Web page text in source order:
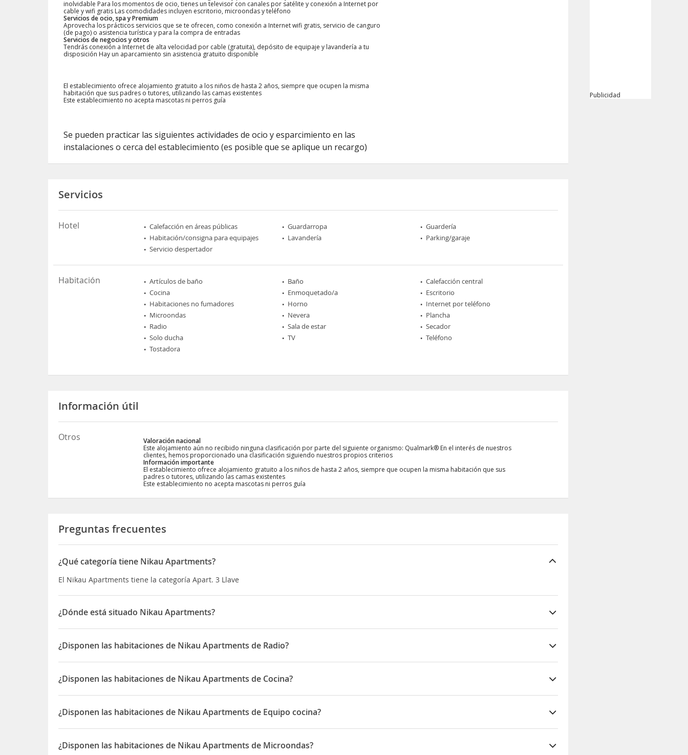
inolvidable Para los momentos de ocio, tienes un televisor con canales por satélite y conexión a Internet por
cable y wifi gratis Las comodidades incluyen escritorio, microondas y teléfono
Servicios de ocio, spa y Premium
Aprovecha los prácticos servicios que se te ofrecen, como conexión a Internet wifi gratis, servicio de canguro
(de pago) o asistencia turística y para la compra de entradas
Servicios de negocios y otros
Tendrás conexión a Internet de alta velocidad por cable (gratuita), depósito de equipaje y lavandería a tu
disposición Hay un aparcamiento sin asistencia gratuito disponible
El establecimiento ofrece alojamiento gratuito a los niños de hasta 2 años, siempre que ocupen la misma
habitación que sus padres o tutores, utilizando las camas existentes
Este establecimiento no acepta mascotas ni perros guía
Se pueden practicar las siguientes actividades de ocio y esparcimiento en las
instalaciones o cerca del establecimiento (es posible que se aplique un recargo)
Servicios
Hotel Calefacción en áreas públicas Guardarropa
Guardería
Habitación/consigna para equipajes
Lavandería
Parking/garaje
Servicio despertador
Habitación Artículos de baño Baño
Calefacción central
Cocina
Enmoquetado/a
Escritorio
Habitaciones no fumadores
Horno
Internet por teléfono
Microondas
Nevera
Plancha
Radio
Sala de estar
Secador
Solo ducha
TV
Teléfono
Tostadora
Información útil
Otros
Valoración nacional
Este alojamiento aún no recibido ninguna clasificación por parte del siguiente organismo: Qualmark® En el interés de nuestros
clientes, hemos proporcionado una clasificación siguiendo nuestros propios criterios
Información importante
El establecimiento ofrece alojamiento gratuito a los niños de hasta 2 años, siempre que ocupen la misma habitación que sus
padres o tutores, utilizando las camas existentes
Este establecimiento no acepta mascotas ni perros guía
Preguntas frecuentes
¿Qué categoría tiene Nikau Apartments?
El Nikau Apartments tiene la categoría Apart. 3 Llave
¿Dónde está situado Nikau Apartments?
El Nikau Apartments está situado en 79-85 Nile Street
¿Disponen las habitaciones de Nikau Apartments de Radio?
Sí, las habitaciones del Nikau Apartments disponen de Radio
¿Disponen las habitaciones de Nikau Apartments de Cocina?
Sí, las habitaciones del Nikau Apartments disponen de Cocina
¿Disponen las habitaciones de Nikau Apartments de Equipo cocina?
Sí, las habitaciones del Nikau Apartments disponen de Equipo cocina
¿Disponen las habitaciones de Nikau Apartments de Microondas?
Publicidad